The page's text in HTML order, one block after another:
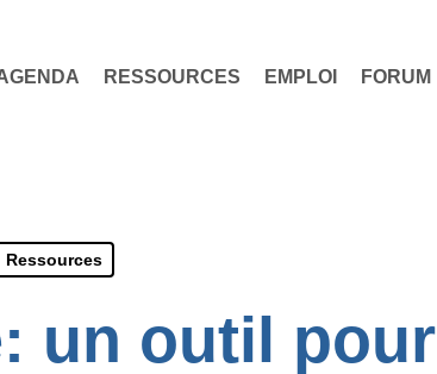
RESSOURCES EMPLOI FORUM
Ressources
un outil pour